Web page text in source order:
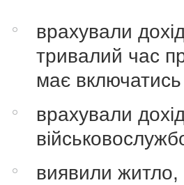
врахували
тривалий час
має включатись
врахували
виявили житло,